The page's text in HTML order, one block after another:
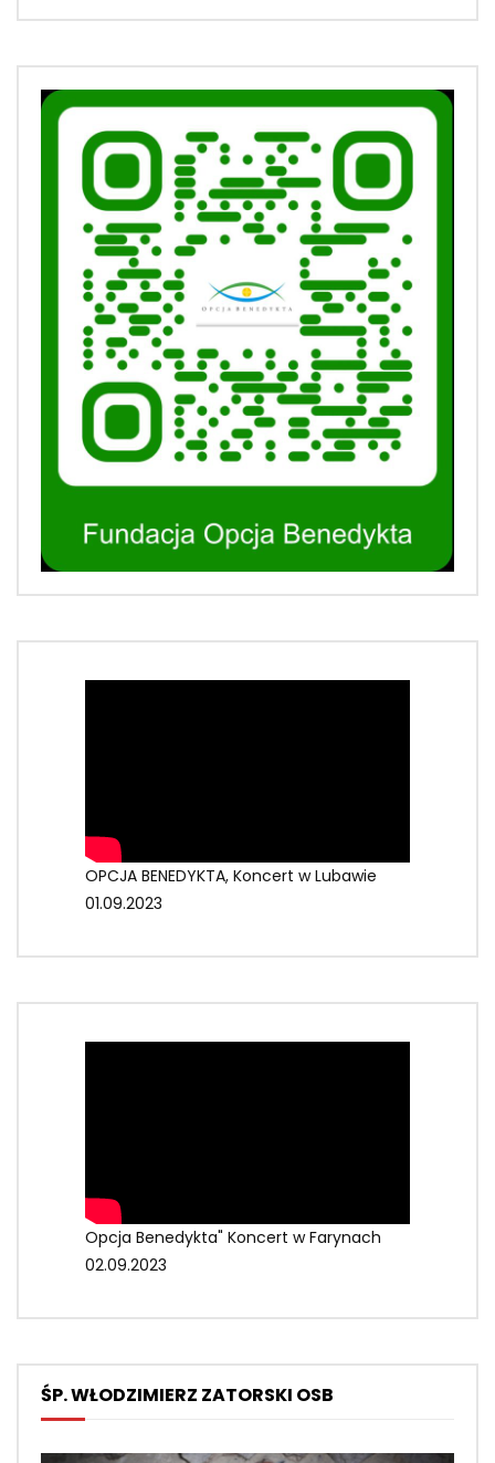
OPCJA BENEDYKTA, Koncert w Lubawie
01.09.2023
Opcja Benedykta" Koncert w Farynach
02.09.2023
ŚP. WŁODZIMIERZ ZATORSKI OSB